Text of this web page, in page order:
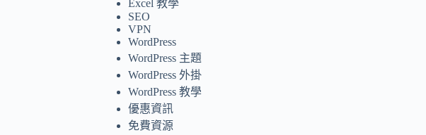
Excel 教學
SEO
VPN
WordPress
WordPress 主題
WordPress 外掛
WordPress 教學
優惠資訊
免費資源